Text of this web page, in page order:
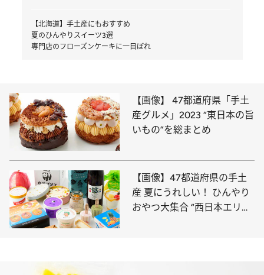
【北海道】手土産にもおすすめ
夏のひんやりスイーツ3選
専門店のフローズンケーキに一目ぼれ
【画像】 47都道府県「手土
産グルメ」2023 “東日本の旨
いもの”を総まとめ
【画像】47都道府県の手土
産 夏にうれしい！ ひんやり
おやつ大集合 “西日本エリア